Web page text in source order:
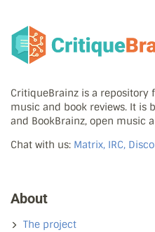
CritiqueBrainz is a repository
music and book reviews. It is
and BookBrainz, open music
Chat with us: Matrix, IRC,
About
The project